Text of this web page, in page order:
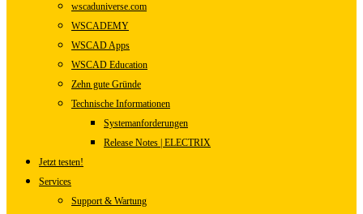
wscaduniverse.com
WSCADEMY
WSCAD Apps
WSCAD Education
Zehn gute Gründe
Technische Informationen
Systemanforderungen
Release Notes | ELECTRIX
Jetzt testen!
Services
Support & Wartung